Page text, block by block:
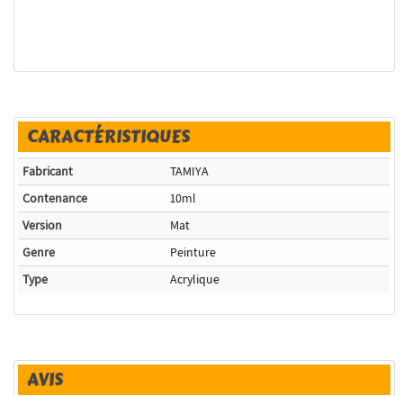
CARACTÉRISTIQUES
Fabricant
TAMIYA
Contenance
10ml
Version
Mat
Genre
Peinture
Type
Acrylique
AVIS